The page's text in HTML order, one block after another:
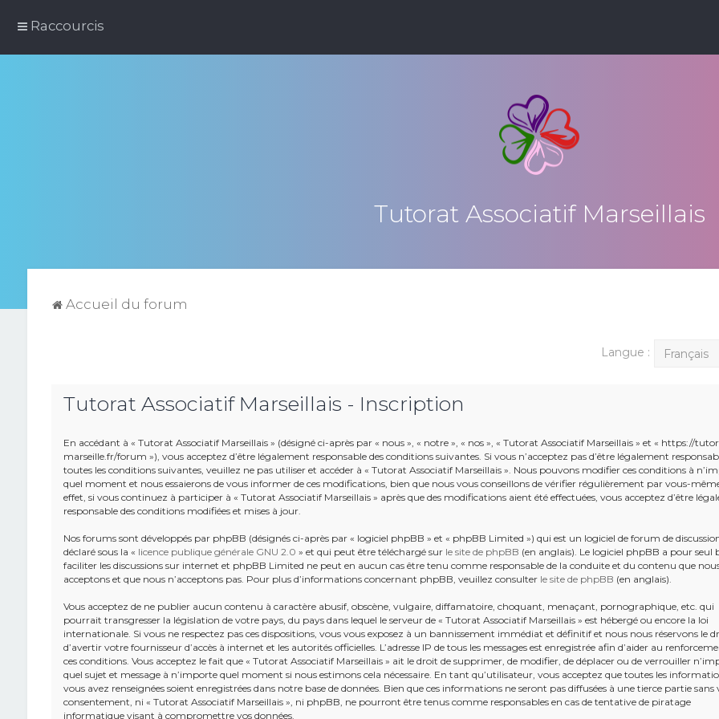
Raccourcis
Tutorat Associatif Marseillais
Accueil du forum
Langue :
Tutorat Associatif Marseillais - Inscription
En accédant à « Tutorat Associatif Marseillais » (désigné ci-après par « nous », « notre », « nos », « Tutorat Associatif Marseillais » et « https://
marseille.fr/forum »), vous acceptez d’être légalement responsable des conditions suivantes. Si vous n’acceptez pas d’être légalement
toutes les conditions suivantes, veuillez ne pas utiliser et accéder à « Tutorat Associatif Marseillais ». Nous pouvons modifier ces conditions à
quel moment et nous essaierons de vous informer de ces modifications, bien que nous vous conseillons de vérifier régulièrement par vous-
effet, si vous continuez à participer à « Tutorat Associatif Marseillais » après que des modifications aient été effectuées, vous acceptez d’être
responsable des conditions modifiées et mises à jour.
Nos forums sont développés par phpBB (désignés ci-après par « logiciel phpBB » et « phpBB Limited ») qui est un logiciel de forum de
déclaré sous la « licence publique générale GNU 2.0 » et qui peut être téléchargé sur le site de phpBB (en anglais). Le logiciel phpBB a pour seul
faciliter les discussions sur internet et phpBB Limited ne peut en aucun cas être tenu comme responsable de la conduite et du contenu que
acceptons et que nous n’acceptons pas. Pour plus d’informations concernant phpBB, veuillez consulter le site de phpBB (en anglais).
Vous acceptez de ne publier aucun contenu à caractère abusif, obscène, vulgaire, diffamatoire, choquant, menaçant, pornographique, etc. qui
pourrait transgresser la législation de votre pays, du pays dans lequel le serveur de « Tutorat Associatif Marseillais » est hébergé ou encore la loi
internationale. Si vous ne respectez pas ces dispositions, vous vous exposez à un bannissement immédiat et définitif et nous nous réservons le
d’avertir votre fournisseur d’accès à internet et les autorités officielles. L’adresse IP de tous les messages est enregistrée afin d’aider au
ces conditions. Vous acceptez le fait que « Tutorat Associatif Marseillais » ait le droit de supprimer, de modifier, de déplacer ou de verrouiller
quel sujet et message à n’importe quel moment si nous estimons cela nécessaire. En tant qu’utilisateur, vous acceptez que toutes les
vous avez renseignées soient enregistrées dans notre base de données. Bien que ces informations ne seront pas diffusées à une tierce partie sans
consentement, ni « Tutorat Associatif Marseillais », ni phpBB, ne pourront être tenus comme responsables en cas de tentative de piratage
informatique visant à compromettre vos données.